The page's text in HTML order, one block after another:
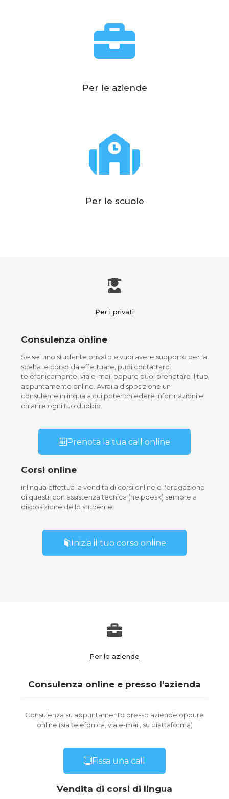
Per le aziende
Per le scuole
Per i privati
Consulenza online
Se sei uno studente privato e vuoi avere supporto per la
scelta le corso da effettuare, puoi contattarci
telefonicamente, via e-mail oppure puoi prenotare il tuo
appuntamento online. Avrai a disposizione un
consulente inlingua a cui poter chiedere informazioni e
chiarire ogni tuo dubbio
Prenota la tua call online
Corsi online
inlingua effettua la vendita di corsi online e l'erogazione
di questi, con assistenza tecnica (helpdesk) sempre a
disposizione dello studente.
Inizia il tuo corso online
Per le aziende
Consulenza online e presso l'azienda
Consulenza su appuntamento presso aziende oppure
online (sia telefonica, via e-mail, su piattaforma)
Fissa una call
Vendita di corsi di lingua